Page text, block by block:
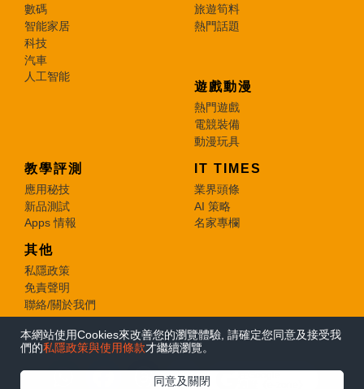
數碼
智能家居
科技
汽車
人工智能
旅遊筍料
熱門話題
遊戲動漫
熱門遊戲
電競裝備
動漫玩具
教學評測
應用秘技
新品測試
Apps 情報
IT TIMES
業界頭條
AI 策略
名家專欄
其他
私隱政策
免責聲明
聯絡/關於我們
© 2026 e-zone. All Rights Reserved.
本網站使用Cookies來改善您的瀏覽體驗, 請確定您同意及接受我
們的私隱政策與使用條款才繼續瀏覽。
同意及關閉